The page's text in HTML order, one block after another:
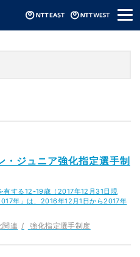
メ
ニ
」のニュース
ジュニア強化指定選手制
有する12-19歳（2017年12月31日現
年」は、2016年12月1日から2017年
関連 強化指定選手制度